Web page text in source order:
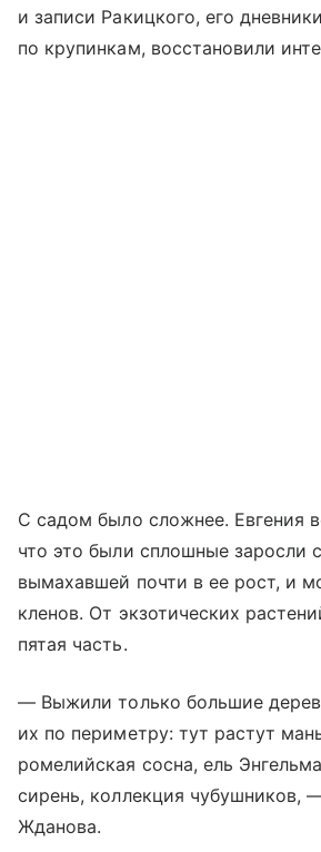
и записи Ракицкого, его
по крупинкам, восстановили
С садом было сложнее. Евгения
что это были сплошные заросли
вымахавшей почти в ее рост, и
кленов. От экзотических
пятая часть.
— Выжили только большие
их по периметру: тут растут
ромелийская сосна, ель
сирень, коллекция чубушников,
Жданова.